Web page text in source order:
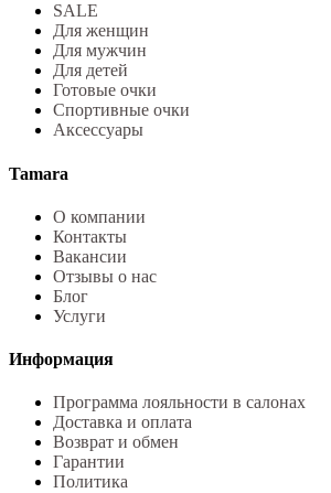
SALE
Для женщин
Для мужчин
Для детей
Готовые очки
Спортивные очки
Аксессуары
Tamara
О компании
Контакты
Вакансии
Отзывы о нас
Блог
Услуги
Информация
Программа лояльности в салонах
Доставка и оплата
Возврат и обмен
Гарантии
Политика